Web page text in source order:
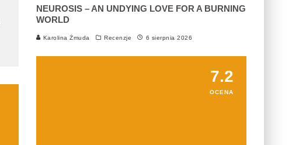
NEUROSIS – AN UNDYING LOVE FOR A BURNING
WORLD
Karolina Żmuda Recenzje 6 sierpnia 2026
7.2
OCENA